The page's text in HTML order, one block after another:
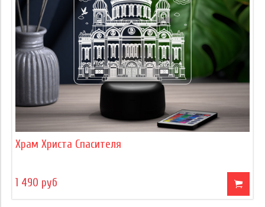
Храм Христа Спасителя
1 490 руб